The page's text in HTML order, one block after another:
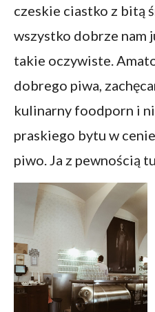
czeskie ciastko z bitą
wszystko dobrze nam
takie oczywiste.
dobrego piwa,
kulinarny foodporn i
praskiego bytu w
piwo. Ja z pewnością